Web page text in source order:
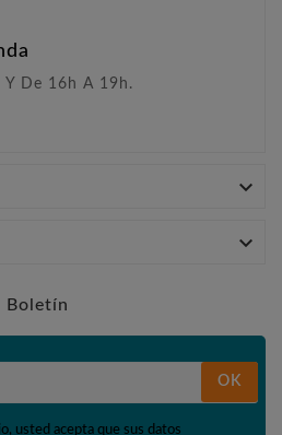
De 16h A 19h.


Boletín
OK
usted acepta que sus datos